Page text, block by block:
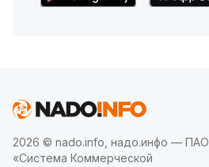
2026 © nado.info, надо.инфо — ПАО
«Система Коммерческой